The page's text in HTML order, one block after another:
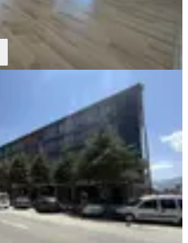
Dem'den Hastane Yanında
Kiralık 1+1 Daire
Mahallesi
·1. Kat ·16.07.2026